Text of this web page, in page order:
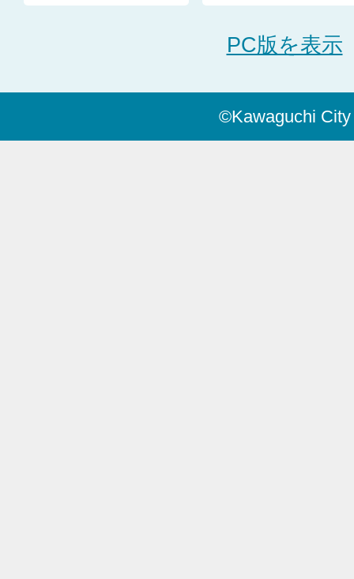
PC版を表示
©Kawaguchi City